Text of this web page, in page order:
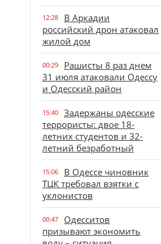
12:28
В Аркадии
российский дрон атаковал
жилой дом
00:29
Рашисты 8 раз днем
31 июля атаковали Одессу
и Одесский район
15:40
Задержаны одесские
террористы: двое 18-
летних студентов и 32-
летний безработный
15:06
В Одессе чиновник
ТЦК требовал взятки с
уклонистов
00:47
Одесситов
призывают экономить